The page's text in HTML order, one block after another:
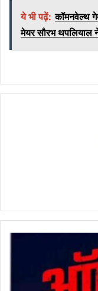
ये भी पढ़ें: कॉमनवेल्थ
मेयर सौरभ थपलियाल